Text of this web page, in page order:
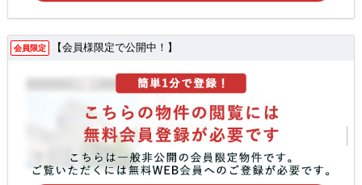
会員限定 【会員様限定で公開中！】